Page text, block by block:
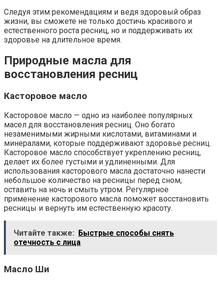
Следуя этим рекомендациям и ведя здоровый образ
жизни, вы сможете не только достичь красивого и
естественного роста ресниц, но и поддерживать их
здоровье на длительное время.
Природные масла для
восстановления ресниц
Касторовое масло
Касторовое масло — одно из наиболее популярных
масел для восстановления ресниц. Оно богато
незаменимыми жирными кислотами, витаминами и
минералами, которые поддерживают здоровье ресниц.
Касторовое масло способствует укреплению ресниц,
делает их более густыми и удлиненными. Для
использования касторового масла достаточно нанести
небольшое количество на ресницы перед сном,
оставить на ночь и смыть утром. Регулярное
применение касторового масла поможет восстановить
ресницы и вернуть им естественную красоту.
Читайте также: Быстрые способы снять
отечность с лица
Масло Ши